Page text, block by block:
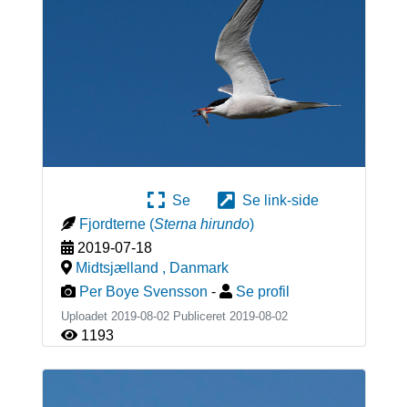
Se
Se link-side
Fjordterne (Sterna hirundo)
2019-07-18
Midtsjælland , Danmark
Per Boye Svensson - Se profil
Uploadet 2019-08-02 Publiceret 2019-08-02
1193